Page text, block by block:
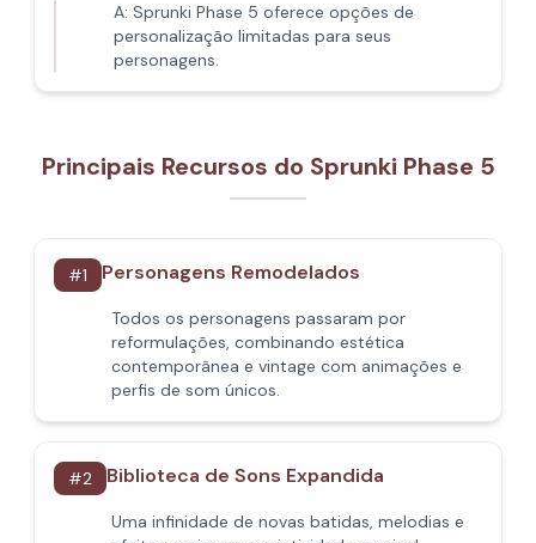
A: Sprunki Phase 5 oferece opções de
personalização limitadas para seus
personagens.
Principais Recursos do Sprunki Phase 5
#1 Personagens Remodelados
Todos os personagens passaram por
reformulações, combinando estética
contemporânea e vintage com animações e
perfis de som únicos.
#2 Biblioteca de Sons Expandida
Uma infinidade de novas batidas, melodias e